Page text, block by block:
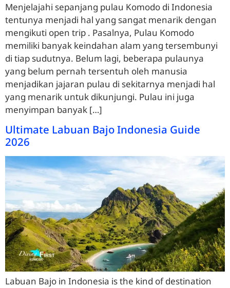
Menjelajahi sepanjang pulau Komodo di Indonesia
tentunya menjadi hal yang sangat menarik dengan
mengikuti open trip . Pasalnya, Pulau Komodo
memiliki banyak keindahan alam yang tersembunyi
di tiap sudutnya. Belum lagi, beberapa pulaunya
yang belum pernah tersentuh oleh manusia
menjadikan jajaran pulau di sekitarnya menjadi hal
yang menarik untuk dikunjungi. Pulau ini juga
menyimpan banyak […]
Ultimate Labuan Bajo Indonesia Guide
2026
Labuan Bajo in Indonesia is the kind of destination